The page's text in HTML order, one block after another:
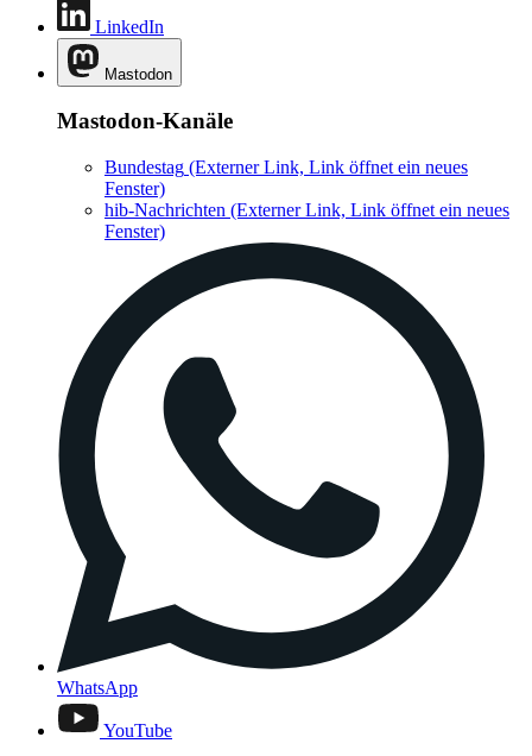
LinkedIn
Mastodon
Mastodon-Kanäle
Bundestag (Externer Link, Link öffnet ein neues
Fenster)
hib-Nachrichten (Externer Link, Link öffnet ein neues
Fenster)
WhatsApp
YouTube